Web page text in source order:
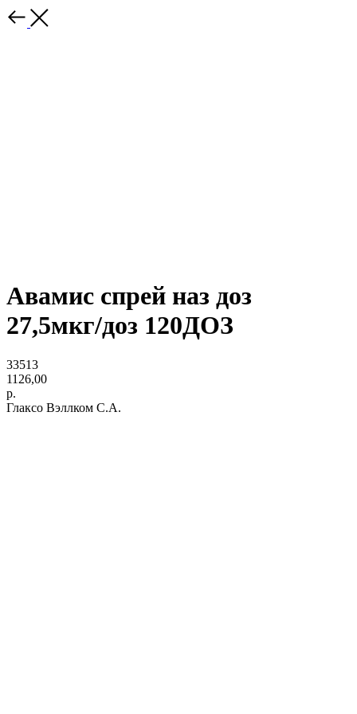
Авамис спрей наз доз
27,5мкг/доз 120ДОЗ
33513
1126,00
р.
Глаксо Вэллком С.А.